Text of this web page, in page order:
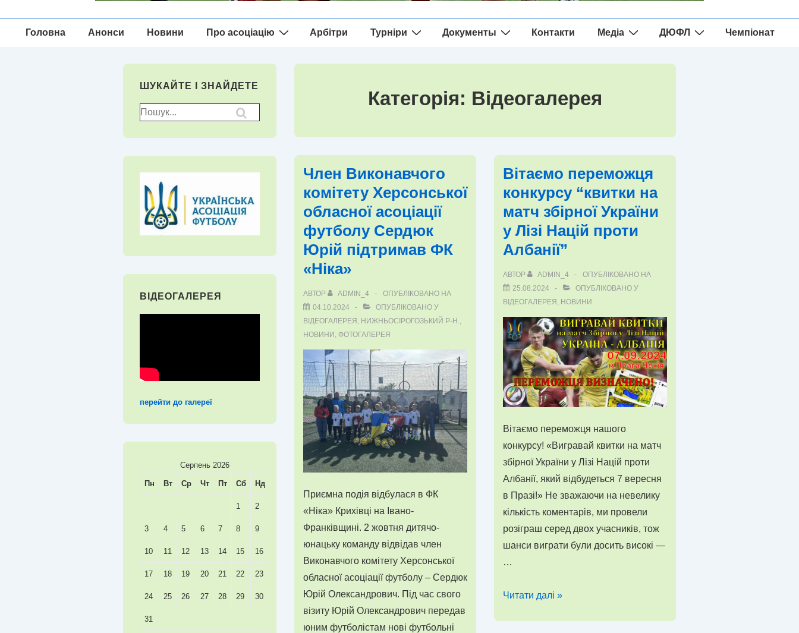
Головна
Головна Анонси Новини Про асоціацію Арбітри Турніри Документы Контакти Медіа ДЮФЛ Чемпіонат
Категорія: Відеогалерея
Член Виконавчого
комітету Херсонської
обласної асоціації
футболу Сердюк
Юрій підтримав ФК
«Ніка»
АВТОР ADMIN_4
ОПУБЛІКОВАНО НА
04.10.2024
ОПУБЛІКОВАНО У
ВІДЕОГАЛЕРЕЯ , НИЖНЬОСІРОГОЗЬКИЙ Р-Н.,
НОВИНИ , ФОТОГАЛЕРЕЯ
Приємна подія відбулася в ФК
«Ніка» Крихівці на Івано-
Франківщині. 2 жовтня дитячо-
юнацьку команду відвідав член
Виконавчого комітету Херсонської
обласної асоціації футболу – Сердюк
Юрій Олександрович. Під час свого
візиту Юрій Олександрович передав
юним футболістам нові футбольні
Вітаємо переможця
конкурсу “квитки на
матч збірної України
у Лізі Націй проти
Албанії”
АВТОР ADMIN_4
ОПУБЛІКОВАНО НА
25.08.2024
ОПУБЛІКОВАНО У
ВІДЕОГАЛЕРЕЯ , НОВИНИ
Вітаємо переможця нашого
конкурсу! «Вигравай квитки на матч
збірної України у Лізі Націй проти
Албанії, який відбудеться 7 вересня
в Празі!» Не зважаючи на невелику
кількість коментарів, ми провели
розіграш серед двох учасників, тож
шанси виграти були досить високі —
…
Вітаємо
Читати далі »
ШУКАЙТЕ І ЗНАЙДЕТЕ
Пошук
для:
ВІДЕОГАЛЕРЕЯ
перейти до галереї
Серпень 2026
Пн Вт Ср Чт Пт Сб Нд
1 2
3 4 5 6 7 8 9
10 11 12 13 14 15 16
17 18 19 20 21 22 23
24 25 26 27 28 29 30
31